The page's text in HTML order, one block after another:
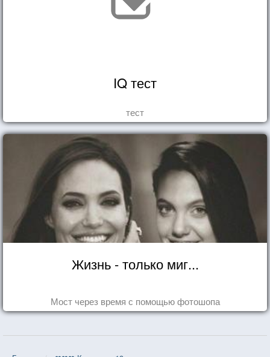
IQ тест
тест
Жизнь - только миг...
Мост через время с помощью фотошопа